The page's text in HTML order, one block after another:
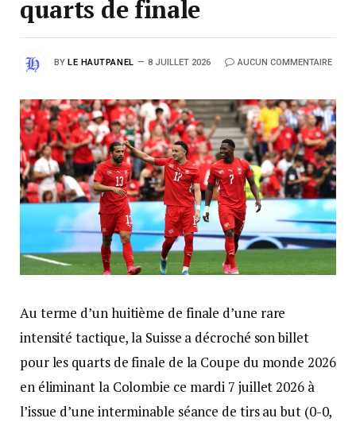
quarts de finale
BY LE HAUTPANEL 8 JUILLET 2026 AUCUN COMMENTAIRE
Au terme d’un huitième de finale d’une rare
intensité tactique, la Suisse a décroché son billet
pour les quarts de finale de la Coupe du monde 2026
en éliminant la Colombie ce mardi 7 juillet 2026 à
l’issue d’une interminable séance de tirs au but (0-0,